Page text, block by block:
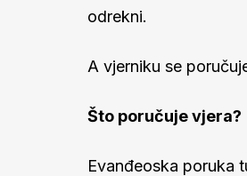
odrekni.
A vjerniku se
Što poručuje vjera?
Evanđeoska poruka